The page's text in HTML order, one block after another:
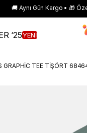
🚚 Aynı Gün Kargo • 🎁
‘25YENİ
GRAPHİC TEE TİŞÖRT